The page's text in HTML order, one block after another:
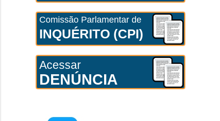
Comissão Parlamentar de
INQUÉRITO (CPI)
Acessar
DENÚNCIA